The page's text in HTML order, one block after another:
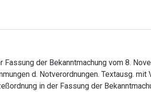
der Bekanntmachung vom 8.
d. Notverordnungen. Textausg.
in der Fassung der